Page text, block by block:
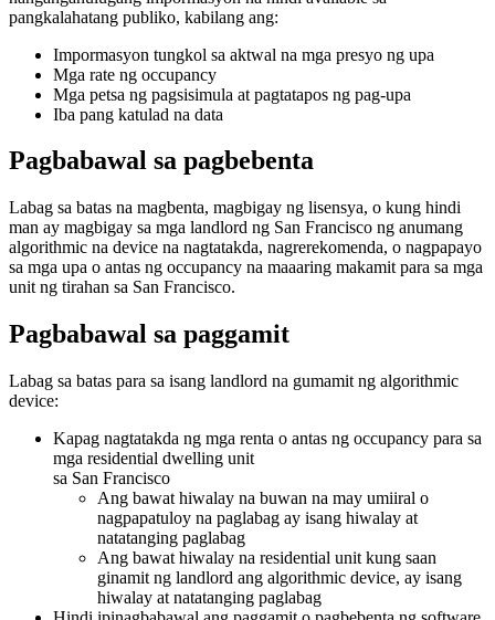
pangkalahatang publiko, kabilang ang:
Impormasyon tungkol sa aktwal na mga presyo ng upa
Mga rate ng occupancy
Mga petsa ng pagsisimula at pagtatapos ng pag-upa
Iba pang katulad na data
Pagbabawal sa pagbebenta
Labag sa batas na magbenta, magbigay ng lisensya, o kung hindi
man ay magbigay sa mga landlord ng San Francisco ng anumang
algorithmic na device na nagtatakda, nagrerekomenda, o nagpapayo
sa mga upa o antas ng occupancy na maaaring makamit para sa mga
unit ng tirahan sa San Francisco.
Pagbabawal sa paggamit
Labag sa batas para sa isang landlord na gumamit ng algorithmic
device:
Kapag nagtatakda ng mga renta o antas ng occupancy para sa
mga residential dwelling unit
sa San Francisco
Ang bawat hiwalay na buwan na may umiiral o
nagpapatuloy na paglabag ay isang hiwalay at
natatanging paglabag
Ang bawat hiwalay na residential unit kung saan
ginamit ng landlord ang algorithmic device, ay isang
hiwalay at natatanging paglabag